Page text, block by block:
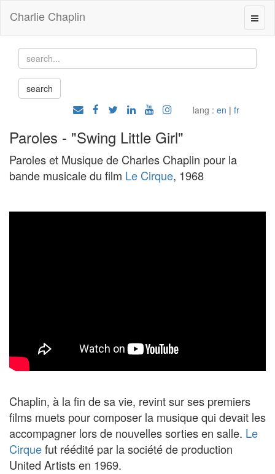
Charlie Chaplin
lang : en | fr
Paroles - "Swing Little Girl"
Paroles et Musique de Charles Chaplin pour la
bande musicale du film Le Cirque, 1968
Chaplin, à la fin de sa vie, revint sur ses premiers
films muets pour composer la musique qui devait les
accompagner lors de nouvelles sorties en salle. Le
Cirquefut réédité par la société de production
United Artists en 1969.